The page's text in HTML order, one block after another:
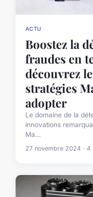
ACTU
Boostez la
fraudes en
découvrez
stratégies
adopter
Le domaine de la
innovations
Ma...
27 novembre 2024 · 4